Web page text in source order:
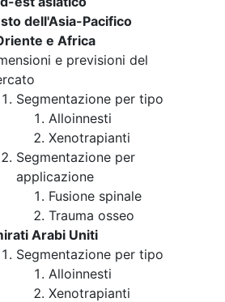
dell'Asia-Pacifico
e Africa
e previsioni del
Segmentazione per tipo
Alloinnesti
Xenotrapianti
Segmentazione per
applicazione
Fusione spinale
Trauma osseo
Arabi Uniti
Segmentazione per tipo
Alloinnesti
Xenotrapianti